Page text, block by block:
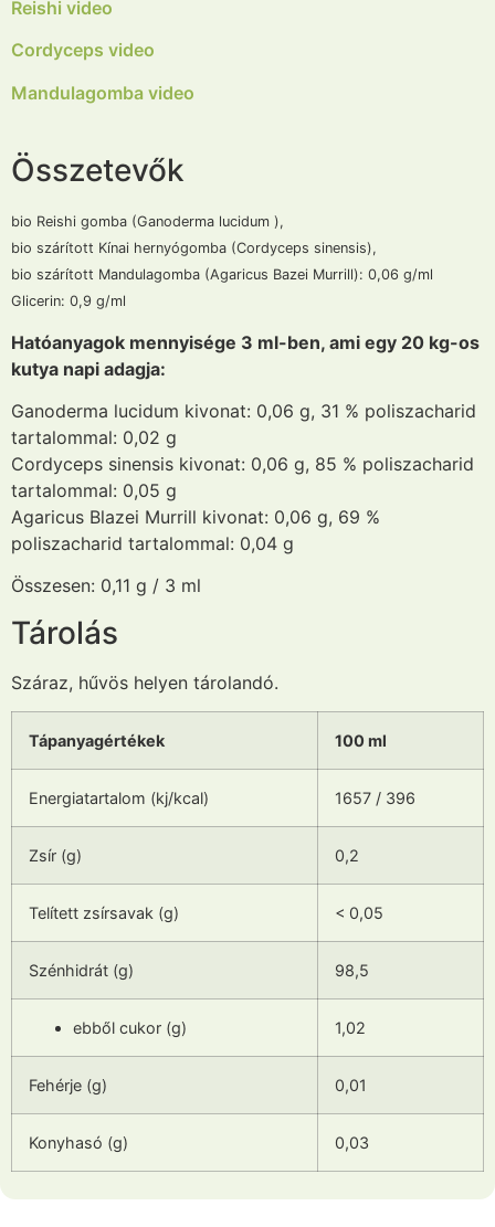
Reishi video
Cordyceps video
Mandulagomba video
Összetevők
bio Reishi gomba (Ganoderma lucidum ),
bio szárított Kínai hernyógomba (Cordyceps sinensis),
bio szárított Mandulagomba (Agaricus Bazei Murrill): 0,06 g/ml
Glicerin: 0,9 g/ml
Hatóanyagok mennyisége 3 ml-ben, ami egy 20 kg-os
kutya napi adagja:
Ganoderma lucidum kivonat: 0,06 g, 31 % poliszacharid
tartalommal: 0,02 g
Cordyceps sinensis kivonat: 0,06 g, 85 % poliszacharid
tartalommal: 0,05 g
Agaricus Blazei Murrill kivonat: 0,06 g, 69 %
poliszacharid tartalommal: 0,04 g
Összesen: 0,11 g / 3 ml
Tárolás
Száraz, hűvös helyen tárolandó.
Tápanyagértékek 100 ml
Energiatartalom (kj/kcal) 1657 / 396
Zsír (g) 0,2
Telített zsírsavak (g) < 0,05
Szénhidrát (g) 98,5
ebből cukor (g) 1,02
Fehérje (g) 0,01
Konyhasó (g) 0,03